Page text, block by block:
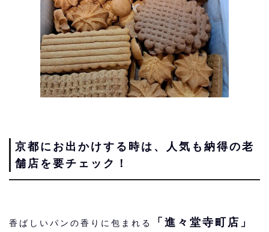
京都にお出かけする時は、人気も納得の老
舗店を要チェック！
香ばしいパンの香りに包まれる 「進々堂寺町店」